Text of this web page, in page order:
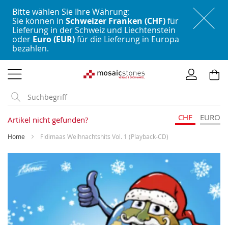
Bitte wählen Sie Ihre Währung:
Sie können in Schweizer Franken (CHF)für
Lieferung in der Schweiz und Liechtenstein
oder Euro (EUR)für die Lieferung in Europa
bezahlen.
zum
Inhalt
Artikel nicht gefunden? CHF EURO
Home Fidimaas Weihnachtshits Vol. 1 (Playback-CD)
of
the